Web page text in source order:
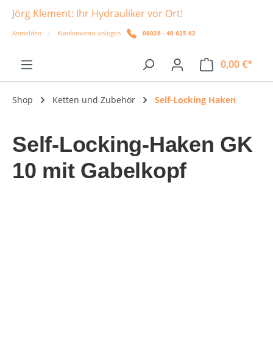
springen
Jörg Klement: Ihr Hydrauliker vor Ort!
Anmelden | Kundenkonto anlegen 06028 - 40 625 62
0,00 €*
Shop Ketten und Zubehör Self-Locking Haken
Self-Locking-Haken GK
10 mit Gabelkopf